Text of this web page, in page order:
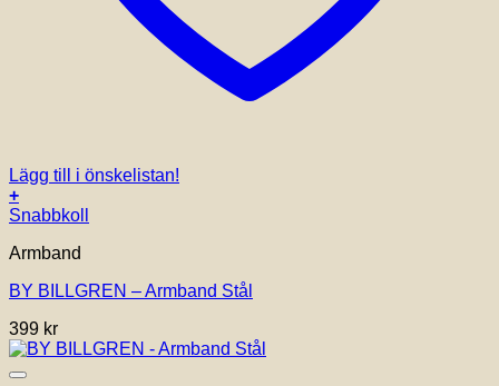
Lägg till i önskelistan!
+
Snabbkoll
Armband
BY BILLGREN – Armband Stål
399 kr